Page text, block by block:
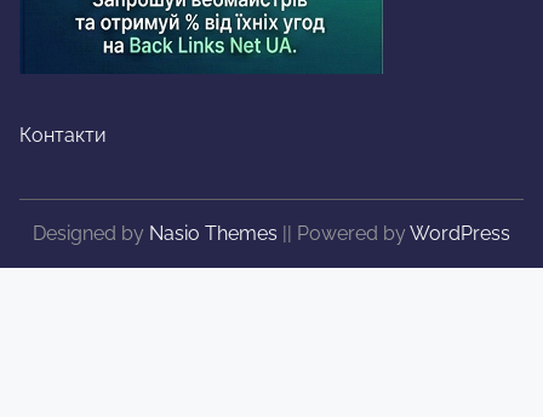
Контакти
Designed by Nasio Themes || Powered by WordPress